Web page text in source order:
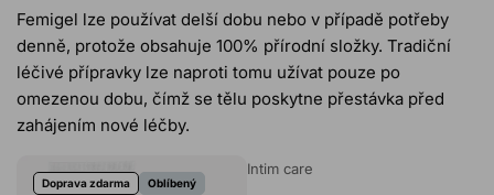
Femigel lze používat delší dobu nebo v případě potřeby
denně, protože obsahuje 100% přírodní složky. Tradiční
léčivé přípravky lze naproti tomu užívat pouze po
omezenou dobu, čímž se tělu poskytne přestávka před
zahájením nové léčby.
Doprava zdarma Oblíbený
Intim care